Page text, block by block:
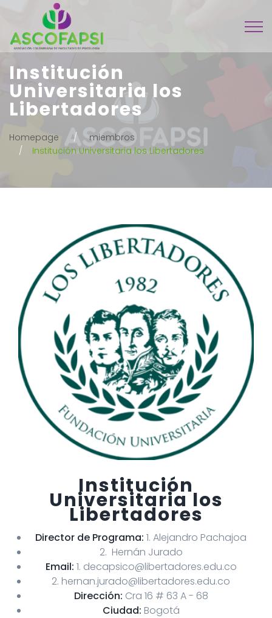
Institución
Universitaria los
Libertadores
Homepage
miembros
Institución Universitaria los Libertadores
Institución
Universitaria los
Libertadores
Director de Programa: 1. Alejandro Pachajoa
2. Hernán Jurado
Email: 1. decapsico@libertadores.edu.co
2. hernan.jurado@libertadores.edu.co
Dirección: Cra 16 # 63 A - 68
Ciudad: Bogotá